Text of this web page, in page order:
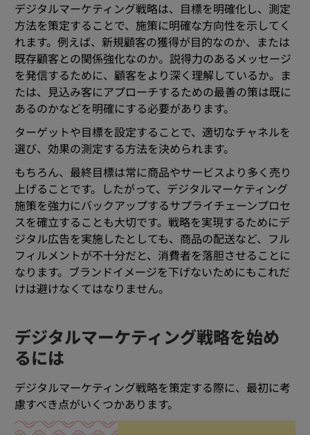
デジタルマーケティング戦略は、目標を明確化し、測定
方法を策定することで、施策に明確な方向性を示してく
れます。例えば、新規顧客の獲得が目的なのか、または
既存顧客との関係強化なのか。説得力のあるメッセージ
を発信するために、顧客をより深く理解しているか。ま
たは、見込み客にアプローチするための最善の策は既に
あるのかなどを明確にする必要があります。
ターゲットや目標を設定することで、適切なチャネルを
選び、効果の測定する方法を決められます。
もちろん、最終目標は常に商品やサービスより多く売り
上げることです。したがって、デジタルマーケティング
施策を強力にバックアップするサプライチェーンプロセ
スを確立することも大切です。戦略を実現するためにデ
ジタル広告を実施したとしても、商品の配送など、フル
フィルメントが不十分だと、消費者を落胆させることに
なります。ブランドイメージを下げないためにもこれだ
けは避けなくてはなりません。
デジタルマーケティング戦略を始め
るには
デジタルマーケティング戦略を策定する際に、最初に考
慮すべき点がいくつかあります。